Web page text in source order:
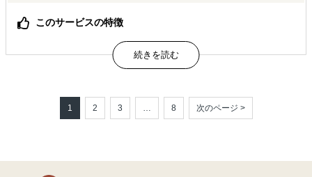
このサービスの特徴
アメリカのビジネスに精通した現地在住の日米バイリンガ
ルのアシスタントが、日本企業のアメリカ進出をサポート
のサポートが可能です。
アシスタントは様々な州や地域で生活しており、アメリカ
属するジャンル
1 2 3 … 8 次のページ >